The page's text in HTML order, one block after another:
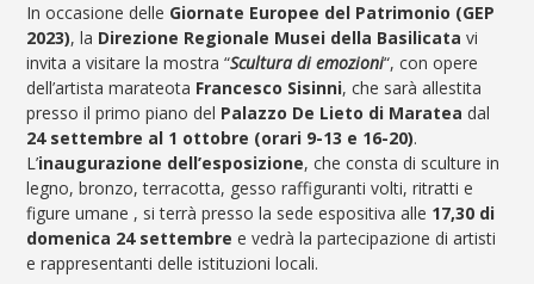
In occasione delle Giornate Europee del Patrimonio (GEP
2023), la Direzione Regionale Musei della Basilicata vi
invita a visitare la mostra “Scultura di emozioni“, con opere
dell’artista marateota Francesco Sisinni, che sarà allestita
presso il primo piano del Palazzo De Lieto di Maratea dal
24 settembre al 1 ottobre (orari 9-13 e 16-20).
L’inaugurazione dell’esposizione, che consta di sculture in
legno, bronzo, terracotta, gesso raffiguranti volti, ritratti e
figure umane , si terrà presso la sede espositiva alle 17,30 di
domenica 24 settembre e vedrà la partecipazione di artisti
e rappresentanti delle istituzioni locali.